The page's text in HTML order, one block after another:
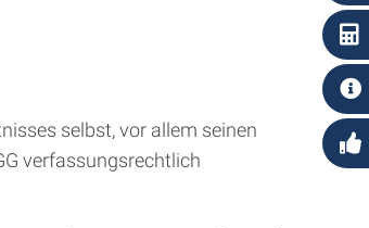
selbst, vor allem seinen
verfassungsrechtlich